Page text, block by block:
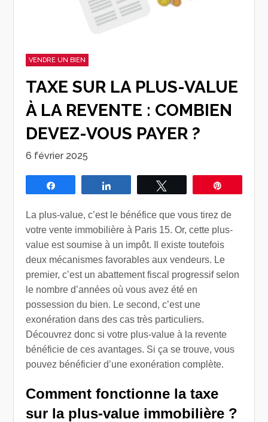
VENDRE UN BIEN
TAXE SUR LA PLUS-VALUE
À LA REVENTE : COMBIEN
DEVEZ-VOUS PAYER ?
6 février 2025
La plus-value, c’est le bénéfice que vous tirez de
votre vente immobilière à Paris 15. Or, cette plus-
value est soumise à un impôt. Il existe toutefois
deux mécanismes favorables aux vendeurs. Le
premier, c’est un abattement fiscal progressif selon
le nombre d’années où vous avez été en
possession du bien. Le second, c’est une
exonération dans des cas très particuliers.
Découvrez donc si votre plus-value à la revente
bénéficie de ces avantages. Si ça se trouve, vous
pouvez bénéficier d’une exonération complète.
Comment fonctionne la taxe
sur la plus-value immobilière ?